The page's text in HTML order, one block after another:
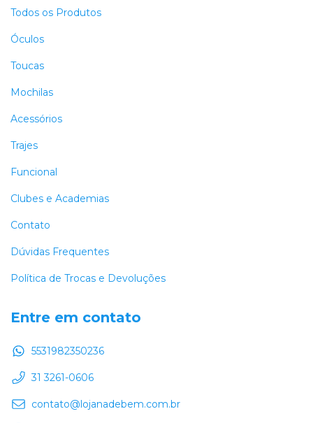
Todos os Produtos
Óculos
Toucas
Mochilas
Acessórios
Trajes
Funcional
Clubes e Academias
Contato
Dúvidas Frequentes
Política de Trocas e Devoluções
Entre em contato
5531982350236
31 3261-0606
contato@lojanadebem.com.br